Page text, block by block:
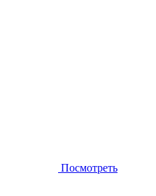
Посмотреть